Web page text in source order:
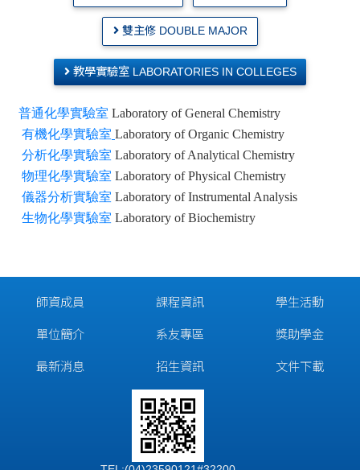
雙主修 DOUBLE MAJOR
教學實驗室 LABORATORIES IN COLLEGES
普通化學實驗室 Laboratory of General Chemistry
有機化學實驗室 Laboratory of Organic Chemistry
分析化學實驗室 Laboratory of Analytical Chemistry
物理化學實驗室 Laboratory of Physical Chemistry
儀器分析實驗室 Laboratory ofInstrumental Analysis
生物化學實驗室 Laboratory of Biochemistry
師資成員
單位簡介
最新消息
課程資訊
系友專區
招生資訊
學生活動
獎助學金
文件下載